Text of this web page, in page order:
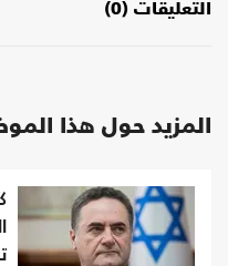
التعليقات (0)
المزيد حول هذا